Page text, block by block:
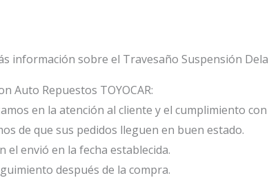
información sobre el Travesaño Suspensión
Auto Repuestos TOYOCAR:
en la atención al cliente y el cumplimiento con
de que sus pedidos lleguen en buen estado.
el envió en la fecha establecida.
después de la compra.